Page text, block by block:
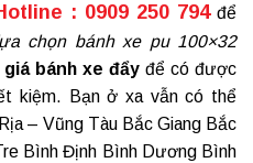
: 0909 250 794để
chọn bánh xe pu 100×32
giábánh xe đẩyđể có được
kiệm. Bạn ở xa vẫn có thể
– Vũng Tàu Bắc Giang Bắc
Bình Định Bình Dương Bình